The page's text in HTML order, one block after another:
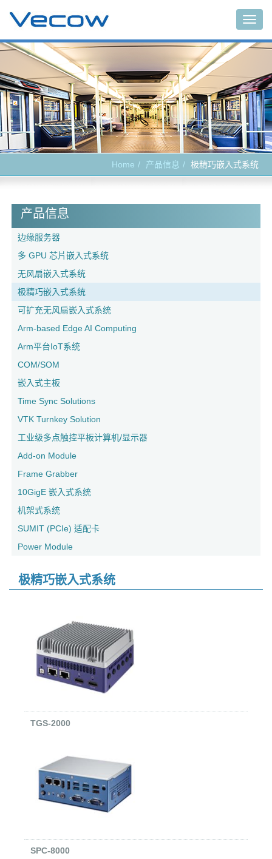
Home 产品信息 极精巧嵌入式系统
产品信息
边缘服务器
多 GPU 芯片嵌入式系统
无风扇嵌入式系统
极精巧嵌入式系统
可扩充无风扇嵌入式系统
Arm-based Edge AI Computing
Arm平台IoT系统
COM/SOM
嵌入式主板
Time Sync Solutions
VTK Turnkey Solution
工业级多点触控平板计算机/显示器
Add-on Module
Frame Grabber
10GigE 嵌入式系统
机架式系统
SUMIT (PCIe) 适配卡
Power Module
极精巧嵌入式系统
TGS-2000
SPC-8000